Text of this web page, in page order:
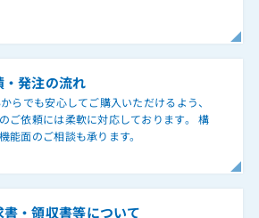
・発注の流れ
らでも安心してご購入いただけるよう、
ご依頼には柔軟に対応しております。 構
能面のご相談も承ります。
書・領収書等について